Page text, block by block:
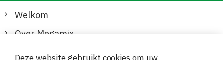
Welkom
Over Megamix
Informatie
Deze website gebruikt cookies om uw